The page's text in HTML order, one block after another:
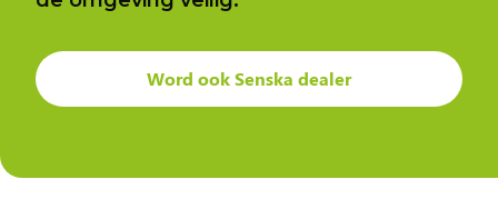
Word ook Senska dealer